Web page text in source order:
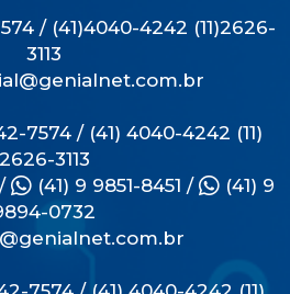
/ (41)4040-4242 (11)2626-
3113
7574 / (41) 4040-4242 (11)
2626-3113
/ (41) 9 9851-8451 /
(41) 9
0732